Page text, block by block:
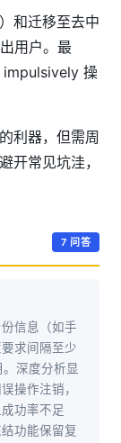
和迁移至去中
用户。最
impulsively 操
利器，但需周
开常见坑洼，
7 问答
信息（如手
求间隔至少
深度分析显
操作注销，
功率不足
功能保留复